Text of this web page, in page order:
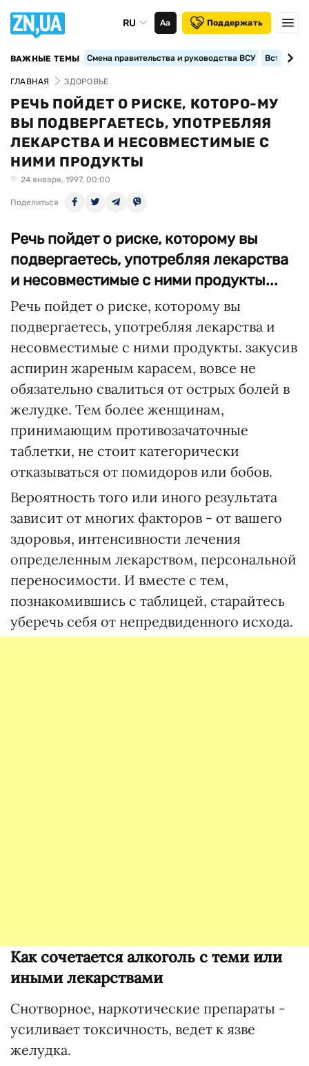
RU Аа Поддержать
ВАЖНЫЕ ТЕМЫ Смена правительства и руководства ВСУ
ГЛАВНАЯ ЗДОРОВЬЕ
РЕЧЬ ПОЙДЕТ О РИСКЕ, КОТОРО-МУ
ВЫ ПОДВЕРГАЕТЕСЬ, УПОТРЕБЛЯЯ
ЛЕКАРСТВА И НЕСОВМЕСТИМЫЕ С
НИМИ ПРОДУКТЫ
24 января, 1997, 00:00
Поделиться
Речь пойдет о риске, которому вы
подвергаетесь, употребляя лекарства
и несовместимые с ними продукты...
Речь пойдет о риске, которому вы
подвергаетесь, употребляя лекарства и
несовместимые с ними продукты. закусив
аспирин жареным карасем, вовсе не
обязательно свалиться от острых болей в
желудке. Тем более женщинам,
принимающим противозачаточные
таблетки, не стоит категорически
отказываться от помидоров или бобов.
Вероятность того или иного результата
зависит от многих факторов - от вашего
здоровья, интенсивности лечения
определенным лекарством, персональной
переносимости. И вместе с тем,
познакомившись с таблицей, старайтесь
уберечь себя от непредвиденного исхода.
Как сочетается алкоголь с теми или
иными лекарствами
Снотворное, наркотические препараты -
усиливает токсичность, ведет к язве
желудка.